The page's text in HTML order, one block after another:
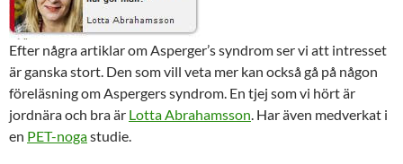
Efter några artiklar om Asperger’s syndrom ser vi att intresset
är ganska stort. Den som vill veta mer kan också gå på någon
föreläsning om Aspergers syndrom. En tjej som vi hört är
jordnära och bra är Lotta Abrahamsson. Har även medverkat i
en PET-nogastudie.